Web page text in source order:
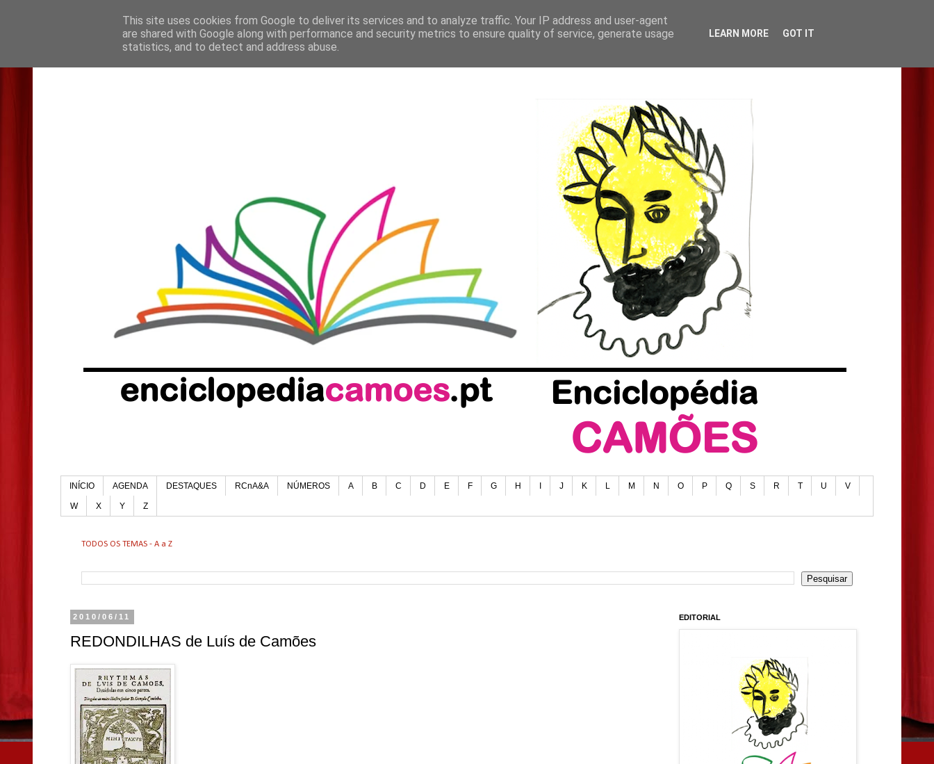
INÍCIO AGENDA DESTAQUES RCnA&A NÚMEROS A B C D E F G H J K L M N O P Q S R T U V
W X Y Z
TODOS OS TEMAS - A a Z
2010/06/11
REDONDILHAS de Luís de Camões
EDITORIAL
This site uses cookies from Google to deliver its services and to analyze traffic. Your IP address and user-agent
are shared with Google along with performance and security metrics to ensure quality of service, generate usage
statistics, and to detect and address abuse.
LEARN MORE GOT IT